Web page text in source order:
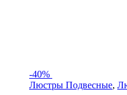
-40%
Люстры Подвесные,